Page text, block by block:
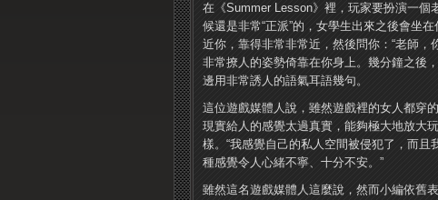
在《Summer Lesson》裡，玩家要扮演一
候還是非常“正派”的，女學生出來之後會坐
近你，靠得非常非常近，然後問你：“老師
非常撩人的姿勢倚靠在你身上。幾分鐘之後
邊用非常誘人的語氣耳語幾句。
這位遊戲媒體人說，雖然遊戲裡的女人都穿
現實給人的感覺太過真實，能夠極大地放大
樣。“我感覺自己的私人空間被侵犯了，而
種感覺令人心緒不寧、十分不安。”
雖然這名遊戲媒體人這麼說，然而小編依舊